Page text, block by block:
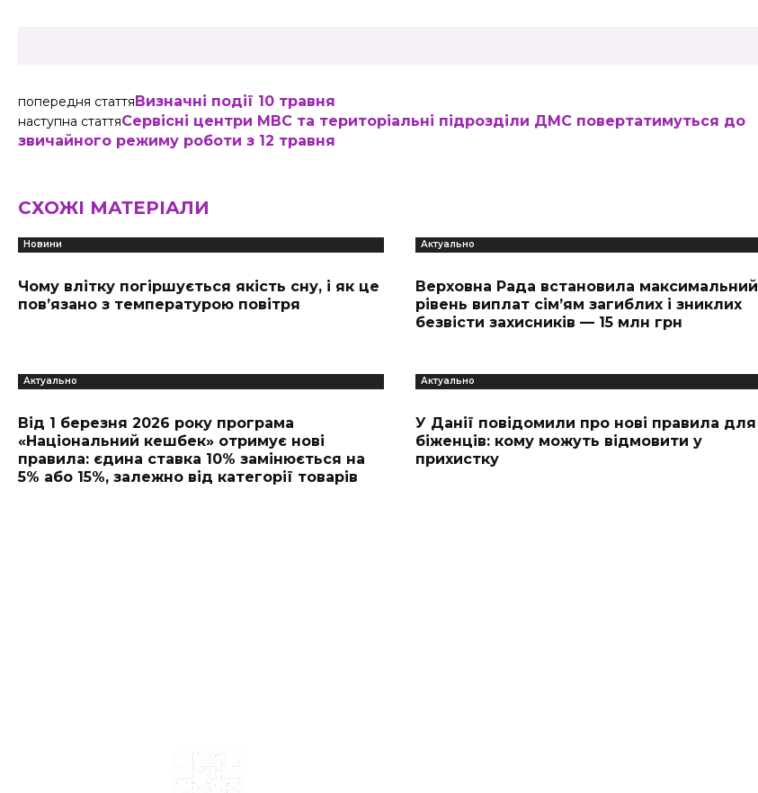
попередня статтяВизначні події 10 травня
наступна статтяСервісні центри МВС та територіальні підрозділи ДМС повертатимуться до
звичайного режиму роботи з 12 травня
СХОЖІ МАТЕРІАЛИ
Новини
Чому влітку погіршується якість сну, і як це
пов’язано з температурою повітря
Актуально
Верховна Рада встановила максимальний
рівень виплат сім’ям загиблих і зниклих
безвісти захисників — 15 млн грн
Актуально
Від 1 березня 2026 року програма
«Національний кешбек» отримує нові
правила: єдина ставка 10% замінюється на
5% або 15%, залежно від категорії товарів
Актуально
У Данії повідомили про нові правила для
біженців: кому можуть відмовити у
прихистку